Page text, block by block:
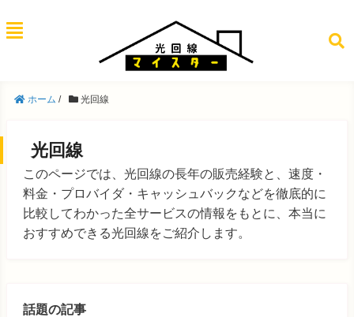
ホーム / 光回線
光回線
このページでは、光回線の長年の販売経験と、速度・
料金・プロバイダ・キャッシュバックなどを徹底的に
比較してわかった全サービスの情報をもとに、本当に
おすすめできる光回線をご紹介します。
話題の記事